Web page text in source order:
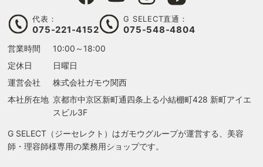
代表：
075-221-4152
G SELECT直通：
075-548-4804
営業時間
10:00～18:00
定休日
日曜日
運営会社
株式会社ガモウ関西
本社所在地 京都市中京区新町通四条上る小結棚町428 新町アイエ
スビル3F
G SELECT（ジーセレクト）はガモウグループが運営する、美容
師・理容師様専用の業務用ショップです。